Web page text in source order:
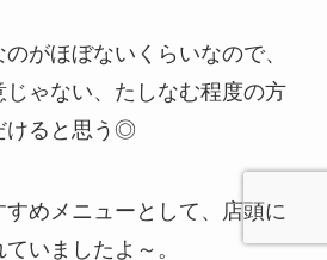
がほぼないくらいなので、
じゃない、たしなむ程度の方
けると思う◎
めメニューとして、店頭に
いましたよ～。